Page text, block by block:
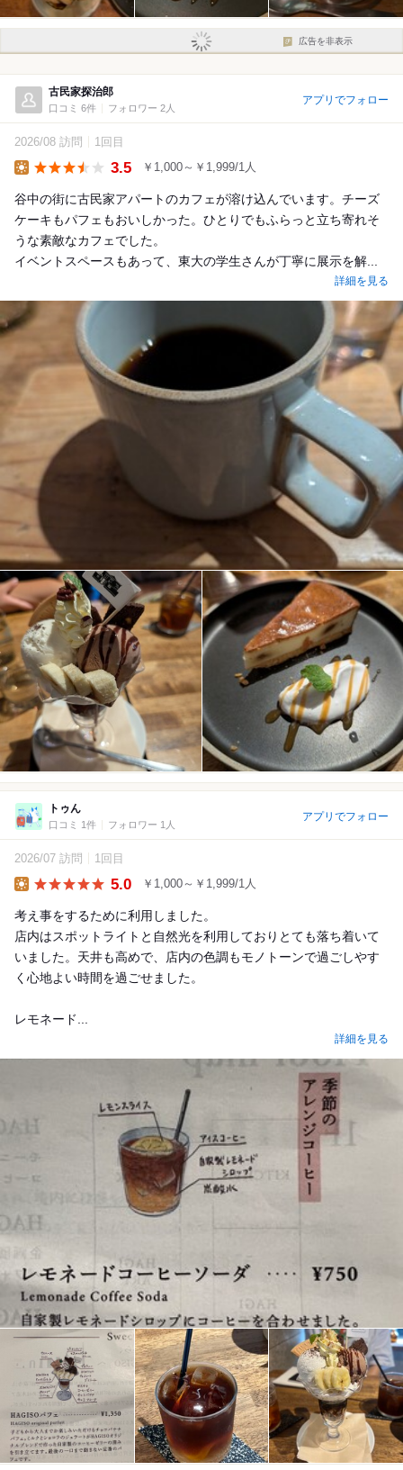
広告を非表示
古民家探治郎
口コミ 6件 フォロワー 2人
アプリでフォロー
2026/08 訪問 1回目
3.5 ￥1,000～￥1,999/1人
谷中の街に古民家アパートのカフェが溶け込んでいます。チーズ
ケーキもパフェもおいしかった。ひとりでもふらっと立ち寄れそ
うな素敵なカフェでした。
イベントスペースもあって、東大の学生さんが丁寧に展示を解...
詳細を見る
トゥん
口コミ 1件 フォロワー 1人
アプリでフォロー
2026/07 訪問 1回目
5.0 ￥1,000～￥1,999/1人
考え事をするために利用しました。
店内はスポットライトと自然光を利用しておりとても落ち着いて
いました。天井も高めで、店内の色調もモノトーンで過ごしやす
く心地よい時間を過ごせました。
レモネード...
詳細を見る